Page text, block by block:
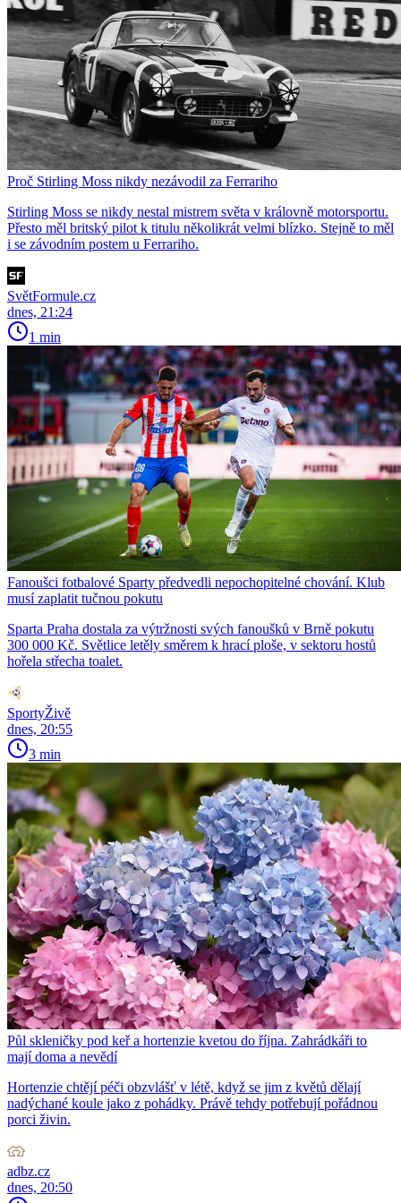
Proč Stirling Moss nikdy nezávodil za Ferrariho
Stirling Moss se nikdy nestal mistrem světa v královně motorsportu.
Přesto měl britský pilot k titulu několikrát velmi blízko. Stejně to měl
i se závodním postem u Ferrariho.
SvětFormule.cz
dnes, 21:24
1 min
Fanoušci fotbalové Sparty předvedli nepochopitelné chování. Klub
musí zaplatit tučnou pokutu
Sparta Praha dostala za výtržnosti svých fanoušků v Brně pokutu
300 000 Kč. Světlice letěly směrem k hrací ploše, v sektoru hostů
hořela střecha toalet.
SportyŽivě
dnes, 20:55
3 min
Půl skleničky pod keř a hortenzie kvetou do října. Zahrádkáři to
mají doma a nevědí
Hortenzie chtějí péči obzvlášť v létě, když se jim z květů dělají
nadýchané koule jako z pohádky. Právě tehdy potřebují pořádnou
porci živin.
adbz.cz
dnes, 20:50